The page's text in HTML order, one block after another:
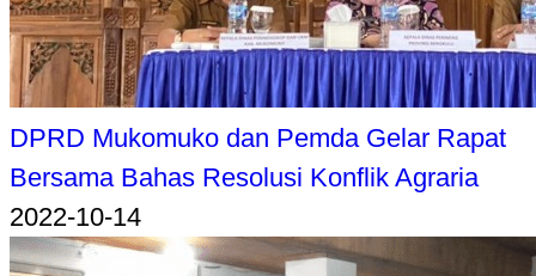
DPRD Mukomuko dan Pemda Gelar Rapat
Bersama Bahas Resolusi Konflik Agraria
2022-10-14